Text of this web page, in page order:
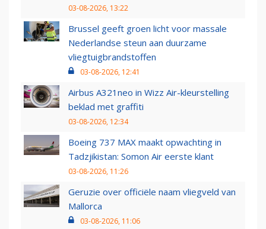
03-08-2026, 13:22
Brussel geeft groen licht voor massale
Nederlandse steun aan duurzame
vliegtuigbrandstoffen
03-08-2026, 12:41
Airbus A321neo in Wizz Air-kleurstelling
beklad met graffiti
03-08-2026, 12:34
Boeing 737 MAX maakt opwachting in
Tadzjikistan: Somon Air eerste klant
03-08-2026, 11:26
Geruzie over officiële naam vliegveld van
Mallorca
03-08-2026, 11:06